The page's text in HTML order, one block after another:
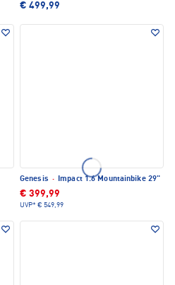
€ 499,99
Genesis · Impact 1.6 Mountainbike 29"
€ 399,99
UVP* € 549,99